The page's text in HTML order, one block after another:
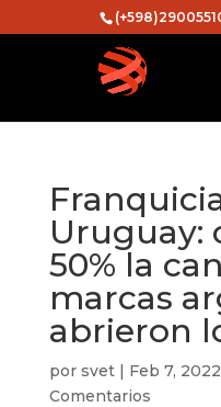
Uruguay:
50% la
marcas
abrieron
por svet| Feb 7, 2022
Comentarios